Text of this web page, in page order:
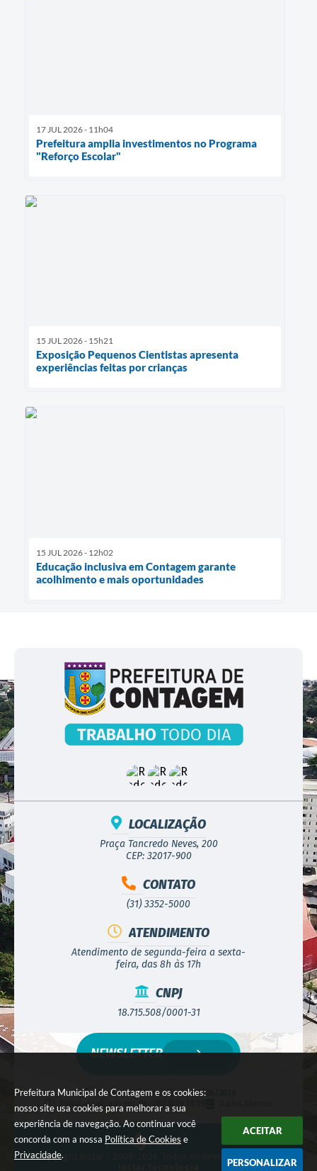
Prefeitura Municipal de Contagem e os cookies:
nosso site usa cookies para melhorar a sua
experiência de navegação. Ao continuar você
concorda com a nossa Política de Cookies e
Privacidade.
ACEITAR
PERSONALIZAR
17 JUL 2026 - 11h04
Prefeitura amplia investimentos no Programa
"Reforço Escolar"
15 JUL 2026 - 15h21
Exposição Pequenos Cientistas apresenta
experiências feitas por crianças
15 JUL 2026 - 12h02
Educação inclusiva em Contagem garante
acolhimento e mais oportunidades
LOCALIZAÇÃO
Praça Tancredo Neves, 200
CEP: 32017-900
CONTATO
(31) 3352-5000
ATENDIMENTO
Atendimento de segunda-feira a sexta-
feira, das 8h às 17h
CNPJ
18.715.508/0001-31
Versão do Sistema:3.5.3 - 19/06/2026
Portal atualizado em:
06/08/2026 15:19
NEWSLETTER
© Copyright Instar - 2006-2026. Todos os direitos reservados -